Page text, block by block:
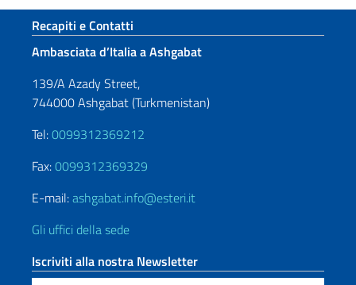
Sezione footer
Recapiti e Contatti
Ambasciata d’Italia a Ashgabat
139/A Azady Street,
744000 Ashgabat (Turkmenistan)
Tel:0099312369212
Fax:0099312369329
E-mail:ashgabat.info@esteri.it
Gli uffici della sede
Iscriviti alla nostra Newsletter